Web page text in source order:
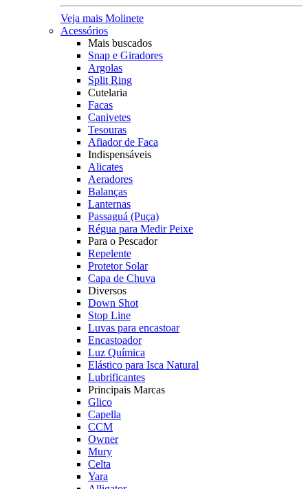
Veja mais Molinete
Acessórios
Mais buscados
Snap e Giradores
Argolas
Split Ring
Cutelaria
Facas
Canivetes
Tesouras
Afiador de Faca
Indispensáveis
Alicates
Aeradores
Balanças
Lanternas
Passaguá (Puça)
Régua para Medir Peixe
Para o Pescador
Repelente
Protetor Solar
Capa de Chuva
Diversos
Down Shot
Stop Line
Luvas para encastoar
Encastoador
Luz Química
Elástico para Isca Natural
Lubrificantes
Principais Marcas
Glico
Capella
CCM
Owner
Mury
Celta
Yara